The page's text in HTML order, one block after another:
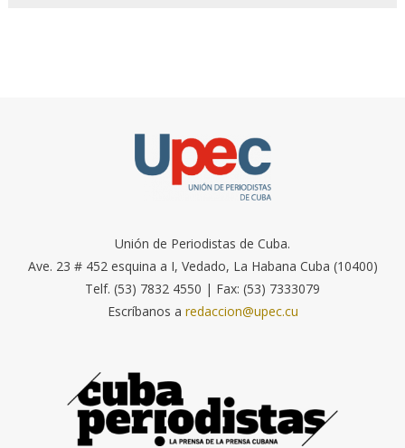
Unión de Periodistas de Cuba.
Ave. 23 # 452 esquina a I, Vedado, La Habana Cuba (10400)
Telf. (53) 7832 4550 | Fax: (53) 7333079
Escríbanos a redaccion@upec.cu